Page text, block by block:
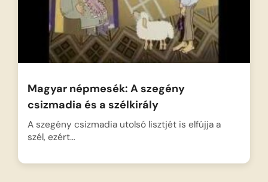
Magyar népmesék: A szegény
csizmadia és a szélkirály
A szegény csizmadia utolsó lisztjét is elfújja a
szél, ezért…